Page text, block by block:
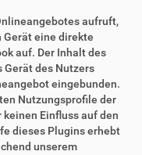
aufruft,
eine direkte
auf. Der Inhalt des
Gerät des Nutzers
eingebunden.
Nutzungsprofile der
Einfluss auf den
dieses Plugins erhebt
unserem